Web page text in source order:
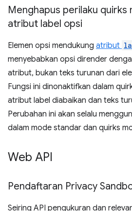
Menghapus perilaku quirks
atribut label opsi
Elemen opsi mendukung atribut
menyebabkan opsi dirender
atribut, bukan teks turunan dari
Fungsi ini dinonaktifkan dalam
atribut label diabaikan dan teks
Perubahan ini akan selalu
dalam mode standar dan quirks
Web API
Pendaftaran Privacy
Seiring API pengukuran dan